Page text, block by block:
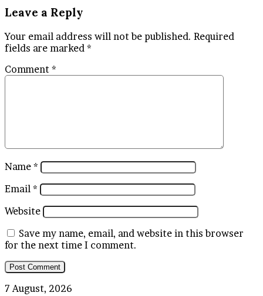
Leave a Reply
Your email address will not be published. Required
fields are marked *
Comment *
Name *
Email *
Website
Save my name, email, and website in this browser
for the next time I comment.
Gagal
7 August, 2026